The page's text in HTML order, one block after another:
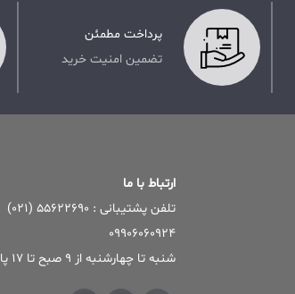
پرداخت مطمئن
تضمین امنیت خرید
ارتباط با ما
تلفن پشتیبانی : ۵۵۶۲۲۶۹۰ (۰۲۱)
09906060924
شنبه تا چهارشنبه از 9 صبح تا 17 پاسخگوی شما هستیم.